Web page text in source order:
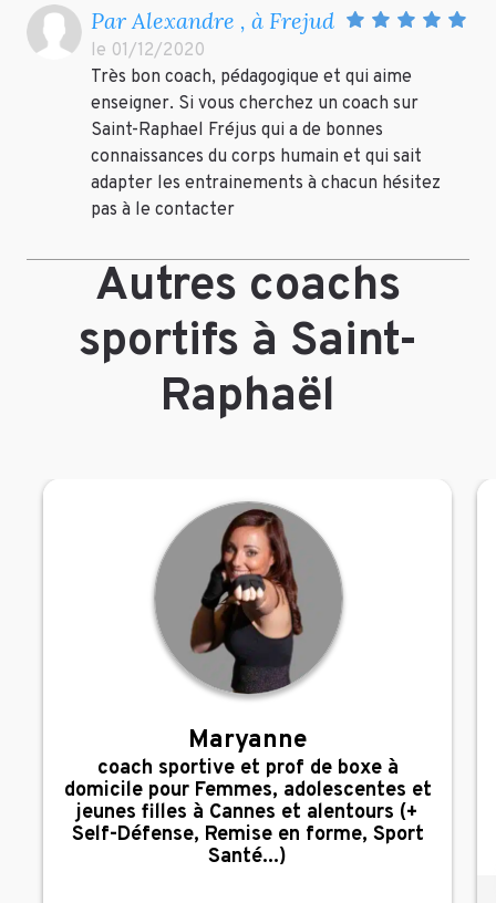
Par Alexandre , à Frejud
le 01/12/2020
Très bon coach, pédagogique et qui aime
enseigner. Si vous cherchez un coach sur
Saint-Raphael Fréjus qui a de bonnes
connaissances du corps humain et qui sait
adapter les entrainements à chacun hésitez
pas à le contacter
Autres coachs
sportifs à Saint-
Raphaël
Maryanne
,
coach sportive et prof de boxe à
domicile pour Femmes, adolescentes et
jeunes filles à Cannes et alentours (+
Self-Défense, Remise en forme, Sport
Santé...)